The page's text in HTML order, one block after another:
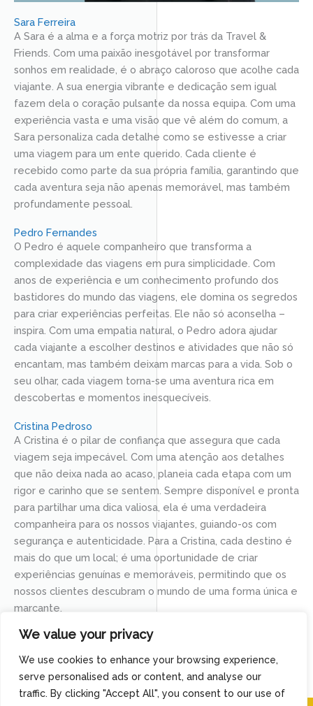
We value your privacy
We use cookies to enhance your browsing experience,
serve personalised ads or content, and analyse our
traffic. By clicking "Accept All", you consent to our use of
Sara Ferreira
A Sara é a alma e a força motriz por trás da Travel &
Friends. Com uma paixão inesgotável por transformar
sonhos em realidade, é o abraço caloroso que acolhe cada
viajante. A sua energia vibrante e dedicação sem igual
fazem dela o coração pulsante da nossa equipa. Com uma
experiência vasta e uma visão que vê além do comum, a
Sara personaliza cada detalhe como se estivesse a criar
uma viagem para um ente querido. Cada cliente é
recebido como parte da sua própria família, garantindo que
cada aventura seja não apenas memorável, mas também
profundamente pessoal.
Pedro Fernandes
O Pedro é aquele companheiro que transforma a
complexidade das viagens em pura simplicidade. Com
anos de experiência e um conhecimento profundo dos
bastidores do mundo das viagens, ele domina os segredos
para criar experiências perfeitas. Ele não só aconselha –
inspira. Com uma empatia natural, o Pedro adora ajudar
cada viajante a escolher destinos e atividades que não só
encantam, mas também deixam marcas para a vida. Sob o
seu olhar, cada viagem torna-se uma aventura rica em
descobertas e momentos inesquecíveis.
Cristina Pedroso
A Cristina é o pilar de confiança que assegura que cada
viagem seja impecável. Com uma atenção aos detalhes
que não deixa nada ao acaso, planeia cada etapa com um
rigor e carinho que se sentem. Sempre disponível e pronta
para partilhar uma dica valiosa, ela é uma verdadeira
companheira para os nossos viajantes, guiando-os com
segurança e autenticidade. Para a Cristina, cada destino é
mais do que um local; é uma oportunidade de criar
experiências genuínas e memoráveis, permitindo que os
nossos clientes descubram o mundo de uma forma única e
marcante.
CONTACTA-NOS
LET'S MAKE MEMORIES TOGETHER